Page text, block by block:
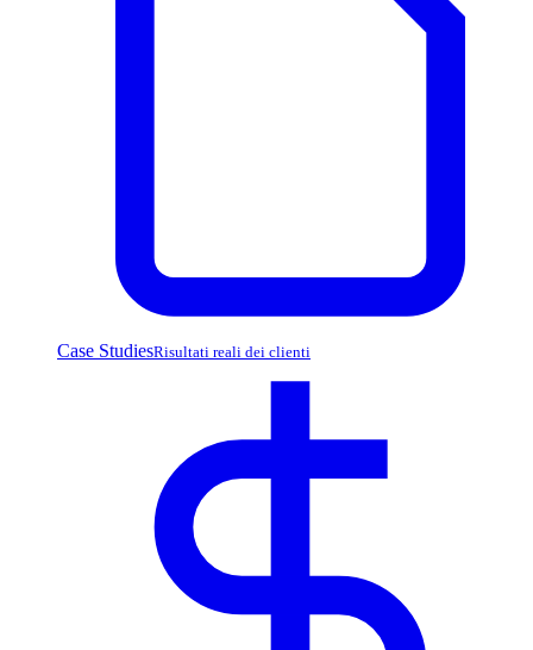
Case StudiesRisultati reali dei clienti